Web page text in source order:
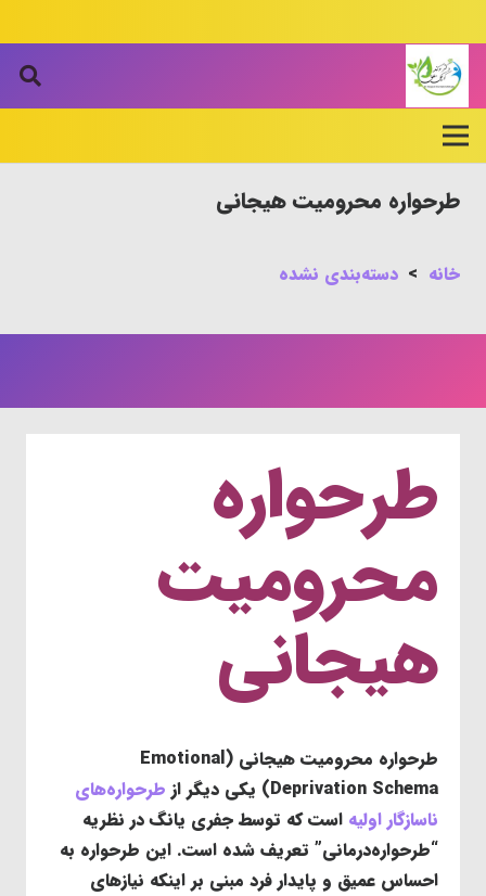
طرحواره محرومیت هیجانی
خانه > دسته‌بندی نشده
طرحواره
محرومیت
هیجانی
طرحواره محرومیت هیجانی (Emotional
Deprivation Schema) یکی دیگر از
طرحواره‌های
ناسازگار اولیه است که توسط جفری یانگ در نظریه
“طرحواره‌درمانی” تعریف شده است. این طرحواره به
احساس عمیق و پایدار فرد مبنی بر اینکه نیازهای